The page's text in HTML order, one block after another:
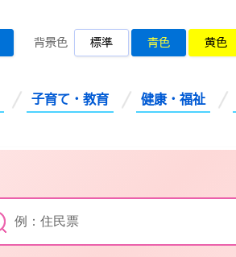
背景色 標準 青色 黄色
子育て・教育 健康・福祉